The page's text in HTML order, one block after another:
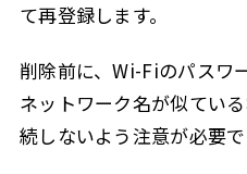
て再登録します。
削除前に、Wi-Fiのパスワ
ネットワーク名が似てい
続しないよう注意が必要で